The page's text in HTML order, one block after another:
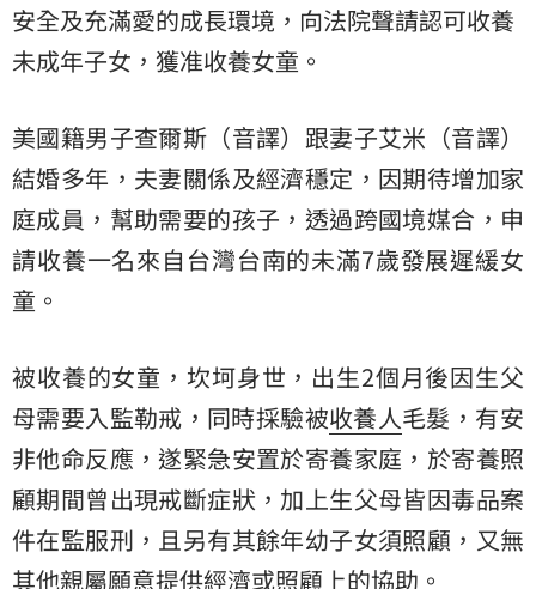
安全及充滿愛的成長環境，向法院聲請認可收養
未成年子女，獲准收養女童。
美國籍男子查爾斯（音譯）跟妻子艾米（音譯）
結婚多年，夫妻關係及經濟穩定，因期待增加家
庭成員，幫助需要的孩子，透過跨國境媒合，申
請收養一名來自台灣台南的未滿7歲發展遲緩女
童。
被收養的女童，坎坷身世，出生2個月後因生父
母需要入監勒戒，同時採驗被收養人毛髮，有安
非他命反應，遂緊急安置於寄養家庭，於寄養照
顧期間曾出現戒斷症狀，加上生父母皆因毒品案
件在監服刑，且另有其餘年幼子女須照顧，又無
其他親屬願意提供經濟或照顧上的協助。